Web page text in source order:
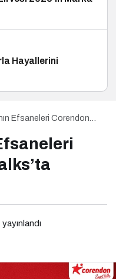
Hayallerini
Efsaneleri Corendon